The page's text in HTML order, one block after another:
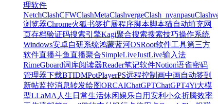
理软件
NetchClashCFWClashMetaClashvergeClash_nyanpasu
浏览器Chrome火狐书签扩展程序脚本脚本猫自动填充网
页存档验证码搜索引擎Kagi聚合搜索搜索技巧操作系统
Windows安卓自研系统鸿蒙蓝河OSRoot软件工具第三方
软件直播斗鱼直播聚合SimpleLiveJustLive输入法
RimeGboard词库阅读器Reader笔记软件Notion语雀密码
管理器下载BTIDMPotPlayerPS远程控制 画中画自动签到
新帖监控消息转发绘图ORCAIChatGPTChatGPT4Yi大模
型LLaMA 人生 日常生活休闲娱乐自用安利 小众折腾效率